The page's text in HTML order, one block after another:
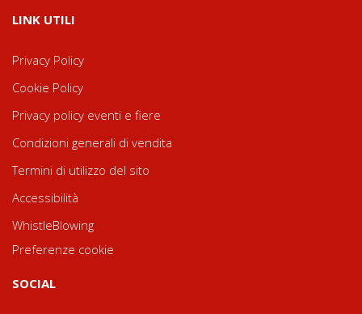
LINK UTILI
Privacy Policy
Cookie Policy
Privacy policy eventi e fiere
Condizioni generali di vendita
Termini di utilizzo del sito
Accessibilità
WhistleBlowing
Preferenze cookie
SOCIAL